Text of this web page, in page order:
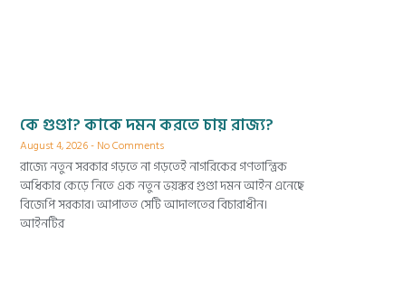
কে গুণ্ডা? কাকে দমন করতে চায় রাজ্য?
August 4, 2026 No Comments
রাজ্যে নতুন সরকার গড়তে না গড়তেই নাগরিকের গণতান্ত্রিক
অধিকার কেড়ে নিতে এক নতুন ভয়ঙ্কর গুণ্ডা দমন আইন এনেছে
বিজেপি সরকার। আপাতত সেটি আদালতের বিচারাধীন।
আইনটির